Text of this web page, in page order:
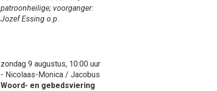
patroonheilige; voorganger:
Jozef Essing o.p.
zondag 9 augustus, 10:00 uur
- Nicolaas-Monica / Jacobus
Woord- en gebedsviering